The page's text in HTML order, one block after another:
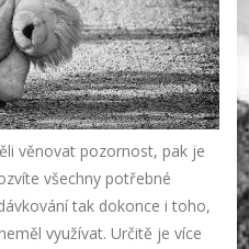
věnovat pozornost, pak je
všechny potřebné
tak dokonce i toho,
využívat. Určitě je více